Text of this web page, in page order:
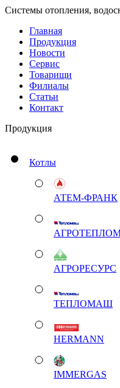
Системы отопления,
Главная
Продукция
Новости
Сервис
Товарищи
Филиалы
Статьи
Контакт
Продукция
Котлы
АТЕМ-ФРАНК
АГРОРЕСУРС
ТЕПЛОМАШ
HERMANN
IMMERGAS